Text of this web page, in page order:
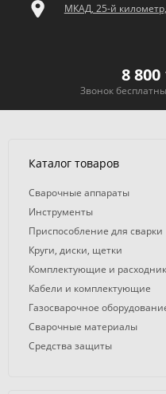
МКАД, 25-й километр,
8 800
Звонок
Каталог товаров
Сварочные аппараты
Инструменты
Приспособление для сварки
Круги, диски, щетки
Комплектующие и
Кабели и комплектующие
Газосварочное
Сварочные материалы
Средства защиты